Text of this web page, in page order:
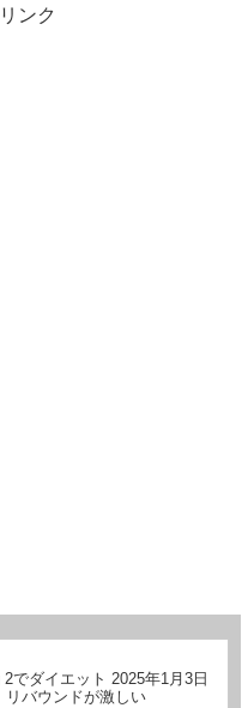
ンク
でダイエット 2025年1月3日
リバウンドが激しい